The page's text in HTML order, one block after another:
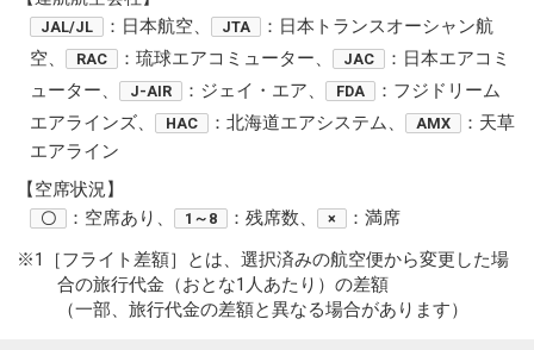
JAL/JL ：日本航空、 JTA
：日本トランスオーシャン航
空、
RAC ：琉球エアコミューター、 JAC
：日本エアコミ
ューター、
J-AIR ：ジェイ・エア、 FDA
：フジドリーム
エアラインズ、
HAC ：北海道エアシステム、 AMX
：天草
エアライン
【空席状況】
〇 ：空席あり、 1～8 ：残席数、 ×
：満席
※1［フライト差額］とは、選択済みの航空便から変更した場
合の旅行代金（おとな1人あたり）の差額
（一部、旅行代金の差額と異なる場合があります）